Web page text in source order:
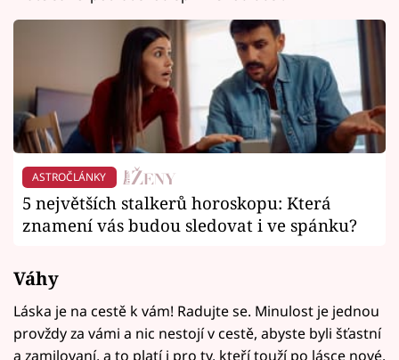
ASTROČLÁNKY
5 největších stalkerů horoskopu: Která
znamení vás budou sledovat i ve spánku?
Váhy
Láska je na cestě k vám! Radujte se. Minulost je jednou
provždy za vámi a nic nestojí v cestě, abyste byli šťastní
a zamilovaní, a to platí i pro ty, kteří touží po lásce nové.